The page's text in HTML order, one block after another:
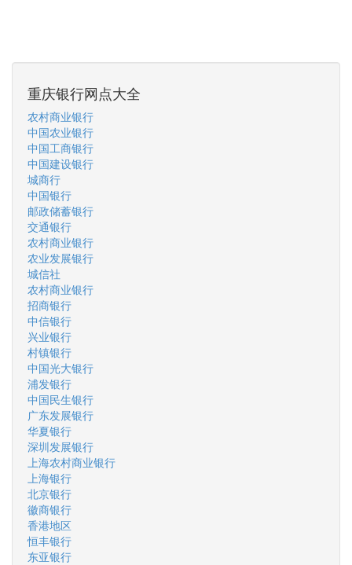
重庆银行网点大全
农村商业银行
中国农业银行
中国工商银行
中国建设银行
城商行
中国银行
邮政储蓄银行
交通银行
农村商业银行
农业发展银行
城信社
农村商业银行
招商银行
中信银行
兴业银行
村镇银行
中国光大银行
浦发银行
中国民生银行
广东发展银行
华夏银行
深圳发展银行
上海农村商业银行
上海银行
北京银行
徽商银行
香港地区
恒丰银行
东亚银行